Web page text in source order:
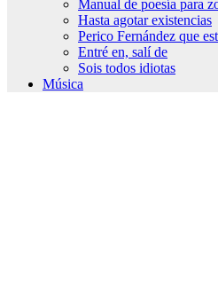
Manual de poesía para
Hasta agotar existencias
Perico Fernández que
Entré en, salí de
Sois todos idiotas
Música